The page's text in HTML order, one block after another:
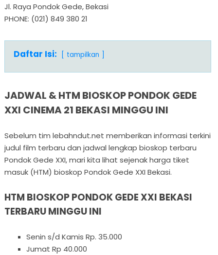
Jl. Raya Pondok Gede, Bekasi
PHONE: (021) 849 380 21
Daftar Isi: tampilkan
JADWAL & HTM BIOSKOP PONDOK GEDE
XXI CINEMA 21 BEKASI MINGGU INI
Sebelum tim lebahndut.net memberikan informasi terkini
judul film terbaru dan jadwal lengkap bioskop terbaru
Pondok Gede XXI, mari kita lihat sejenak harga tiket
masuk (HTM) bioskop Pondok Gede XXI Bekasi.
HTM BIOSKOP PONDOK GEDE XXI BEKASI
TERBARU MINGGU INI
Senin s/d Kamis Rp. 35.000
Jumat Rp 40.000